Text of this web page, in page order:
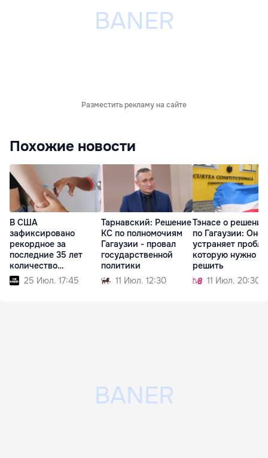
Разместить рекламу на сайте
Похожие новости
В США
зафиксировано
рекордное за
последние 35 лет
количество
заболевших корью
25 Июл. 17:45
Тарнавский: Решение
КС по полномочиям
Гагаузии - провал
государственной
политики
11 Июл. 12:30
Тэнасе о
по Гагаузии: Оно
устраняет
которую нужно
решить
11 Июл. 20:30